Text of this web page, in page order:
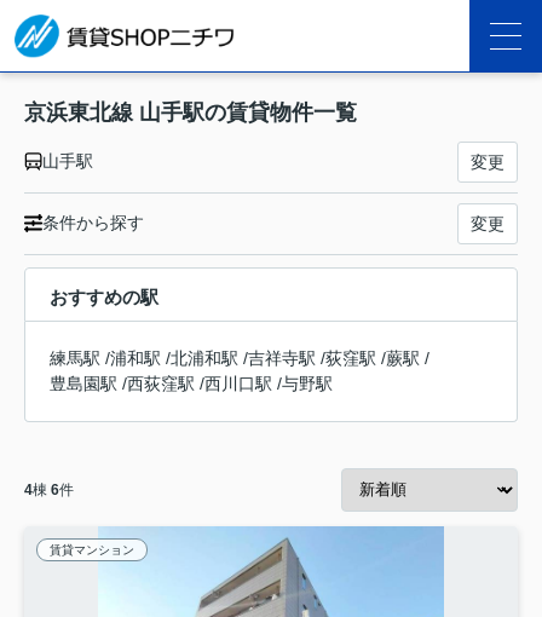
京浜東北線 山手駅の賃貸物件一覧
山手駅 変更
条件から探す 変更
おすすめの駅
練馬駅 /浦和駅 /北浦和駅 /吉祥寺駅 /荻窪駅 /蕨駅 /
豊島園駅 /西荻窪駅 /西川口駅 /与野駅
4棟 6件
賃貸マンション